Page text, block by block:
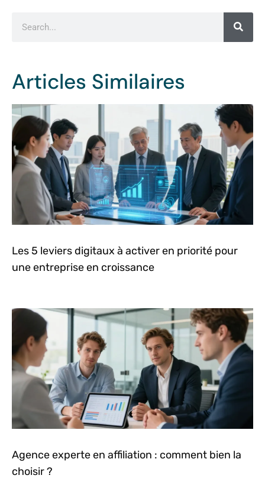
Articles Similaires
Les 5 leviers digitaux à activer en priorité pour
une entreprise en croissance
Agence experte en affiliation : comment bien la
choisir ?